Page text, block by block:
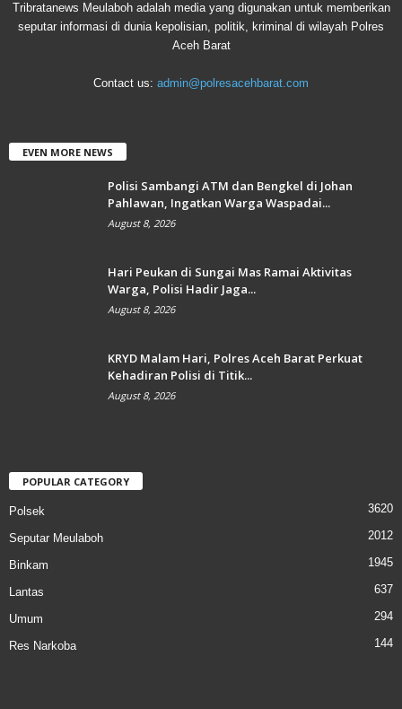
Tribratanews Meulaboh adalah media yang digunakan untuk memberikan
seputar informasi di dunia kepolisian, politik, kriminal di wilayah Polres
Aceh Barat
Contact us: admin@polresacehbarat.com
EVEN MORE NEWS
Polisi Sambangi ATM dan Bengkel di Johan
Pahlawan, Ingatkan Warga Waspadai...
August 8, 2026
Hari Peukan di Sungai Mas Ramai Aktivitas
Warga, Polisi Hadir Jaga...
August 8, 2026
KRYD Malam Hari, Polres Aceh Barat Perkuat
Kehadiran Polisi di Titik...
August 8, 2026
POPULAR CATEGORY
Polsek 3620
Seputar Meulaboh 2012
Binkam 1945
Lantas 637
Umum 294
Res Narkoba 144